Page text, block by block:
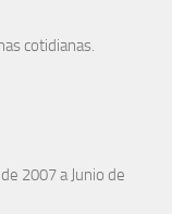
cotidianas.
2007 a Junio de